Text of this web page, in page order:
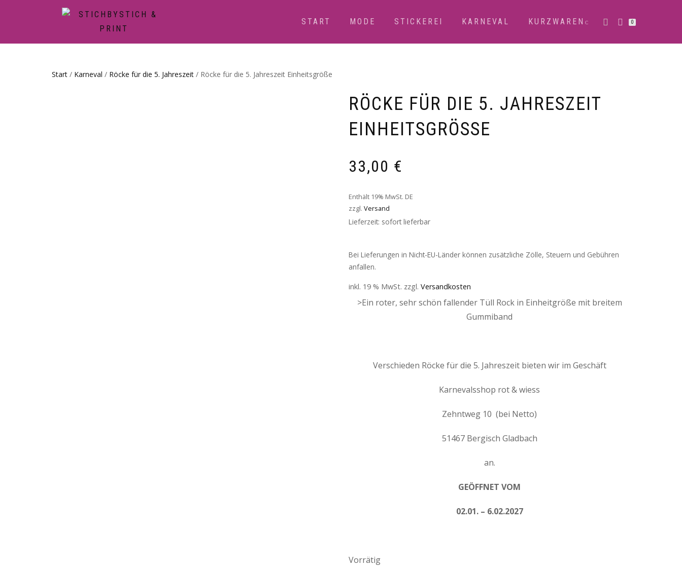
START MODE STICKEREI KARNEVAL KURZWAREN 0
Start / Karneval / Röcke für die 5. Jahreszeit / Röcke für die 5. Jahreszeit Einheitsgröße
RÖCKE FÜR DIE 5. JAHRESZEIT
EINHEITSGRÖSSE
33,00 €
Enthält 19% MwSt. DE
zzgl. Versand
Lieferzeit: sofort lieferbar
Bei Lieferungen in Nicht-EU-Länder können zusätzliche Zölle, Steuern und Gebühren
anfallen.
inkl. 19 % MwSt. zzgl. Versandkosten
>Ein roter, sehr schön fallender Tüll Rock in Einheitgröße mit breitem
Gummiband
Verschieden Röcke für die 5. Jahreszeit bieten wir im Geschäft
Karnevalsshop rot & wiess
Zehntweg 10 (bei Netto)
51467 Bergisch Gladbach
an.
GEÖFFNET VOM
02.01. – 6.02.2027
Vorrätig